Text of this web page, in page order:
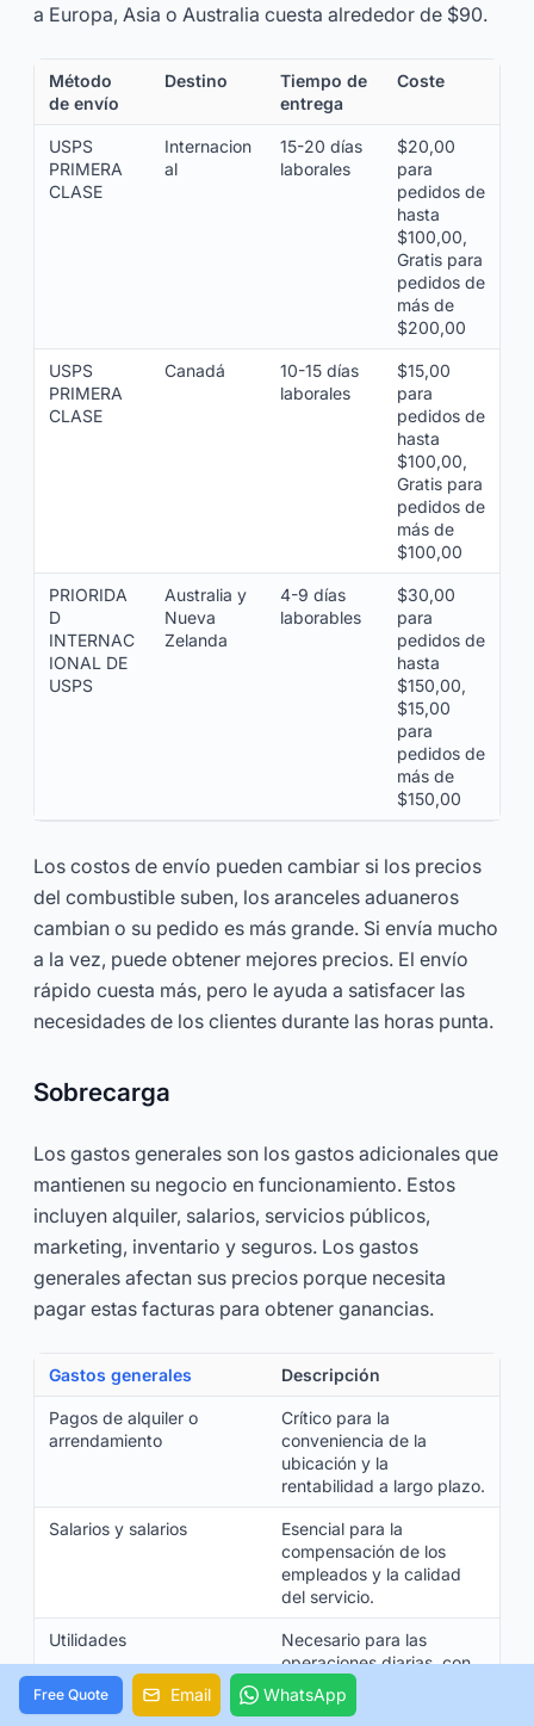
a Europa, Asia o Australia cuesta alrededor de $90.
Método
de envío
Destino
Tiempo de
entrega
Coste
USPS
PRIMERA
CLASE
Internacion
al
15-20 días
laborales
$20,00
para
pedidos de
hasta
$100,00,
Gratis para
pedidos de
más de
$200,00
USPS
PRIMERA
CLASE
Canadá
10-15 días
laborales
$15,00
para
pedidos de
hasta
$100,00,
Gratis para
pedidos de
más de
$100,00
PRIORIDA
D
INTERNAC
IONAL DE
USPS
Australia y
Nueva
Zelanda
4-9 días
laborables
$30,00
para
pedidos de
hasta
$150,00,
$15,00
para
pedidos de
más de
$150,00
Los costos de envío pueden cambiar si los precios
del combustible suben, los aranceles aduaneros
cambian o su pedido es más grande. Si envía mucho
a la vez, puede obtener mejores precios. El envío
rápido cuesta más, pero le ayuda a satisfacer las
necesidades de los clientes durante las horas punta.
Sobrecarga
Los gastos generales son los gastos adicionales que
mantienen su negocio en funcionamiento. Estos
incluyen alquiler, salarios, servicios públicos,
marketing, inventario y seguros. Los gastos
generales afectan sus precios porque necesita
pagar estas facturas para obtener ganancias.
Gastos generales Descripción
Pagos de alquiler o
arrendamiento
Crítico para la
conveniencia de la
ubicación y la
rentabilidad a largo plazo.
Salarios y salarios
Esencial para la
compensación de los
empleados y la calidad
del servicio.
Utilidades
Necesario para las
operaciones diarias, con
costos que fluctúan
según el uso.
Free Quote Email WhatsApp